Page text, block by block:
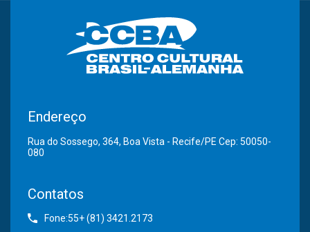
Endereço
Rua do Sossego, 364, Boa Vista - Recife/PE Cep: 50050-
080
Contatos
Fone:55+ (81) 3421.2173